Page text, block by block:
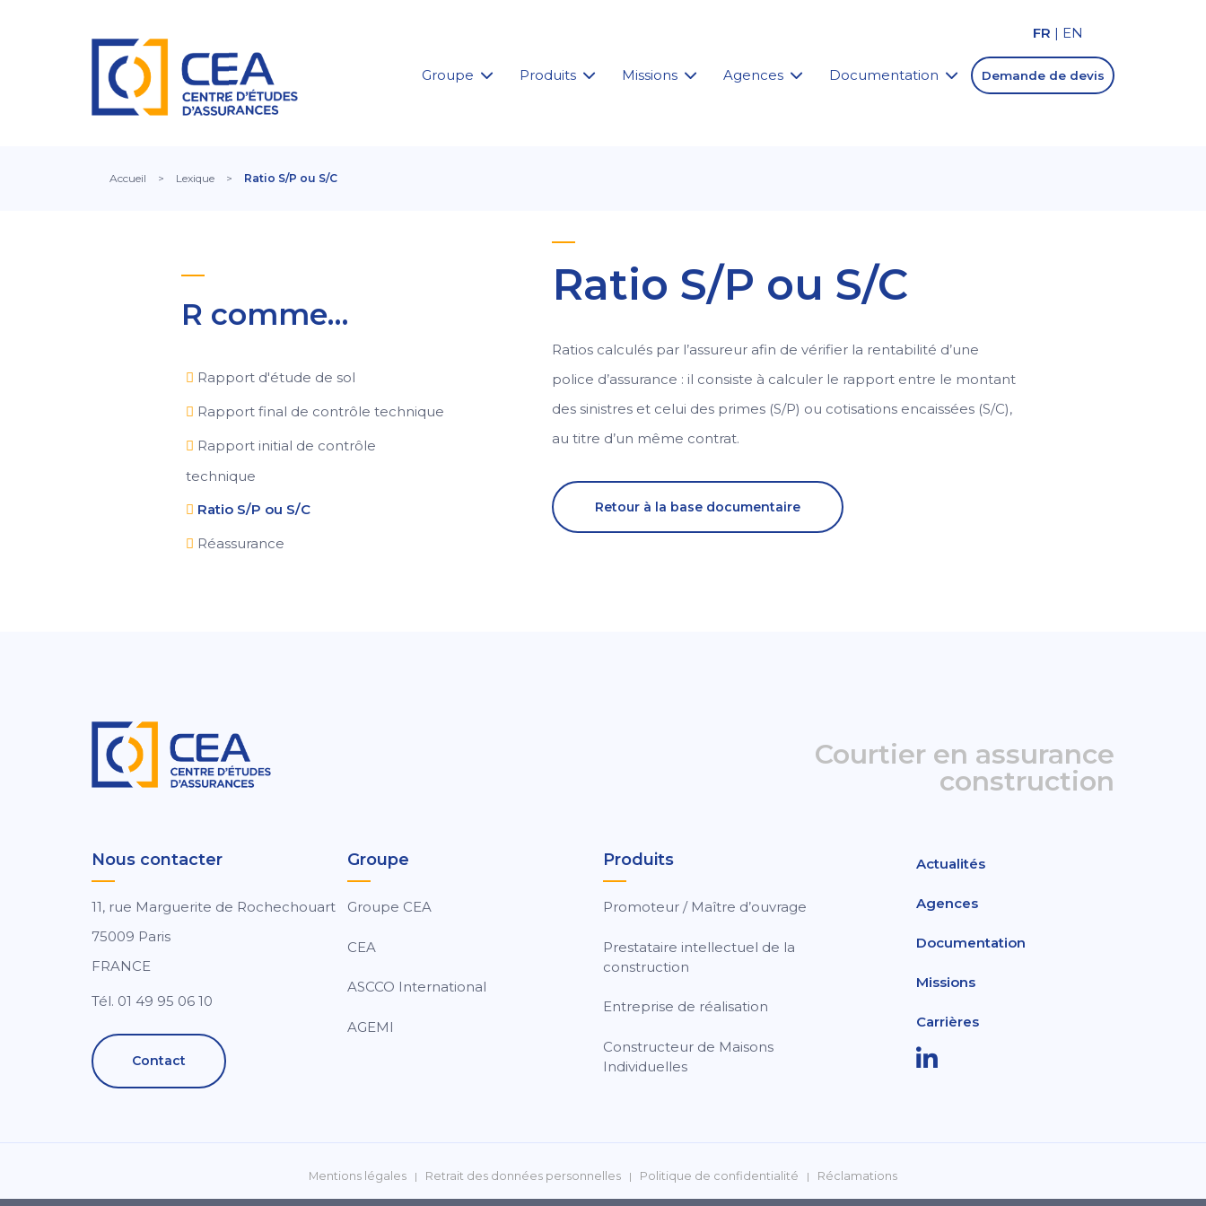
FR | EN
Groupe Produits Missions Agences Documentation Demande de devis
Accueil > Lexique > Ratio S/P ou S/C
Ratio S/P ou S/C
Ratios calculés par l’assureur afin de vérifier la rentabilité d’une
police d’assurance : il consiste à calculer le rapport entre le montant
des sinistres et celui des primes (S/P) ou cotisations encaissées (S/C),
au titre d’un même contrat.
Retour à la base documentaire
R comme…
Rapport d'étude de sol
Rapport final de contrôle technique
Rapport initial de contrôle
technique
Ratio S/P ou S/C
Réassurance
Courtier en assurance
construction
Nous contacter
11, rue Marguerite de Rochechouart
75009 Paris
FRANCE
Tél. 01 49 95 06 10
Contact
Groupe
Groupe CEA
CEA
ASCCO International
AGEMI
Produits
Promoteur / Maître d’ouvrage
Prestataire intellectuel de la
construction
Entreprise de réalisation
Constructeur de Maisons
Individuelles
Actualités
Agences
Documentation
Missions
Carrières
Mentions légales Retrait des données personnelles Politique de confidentialité Réclamations